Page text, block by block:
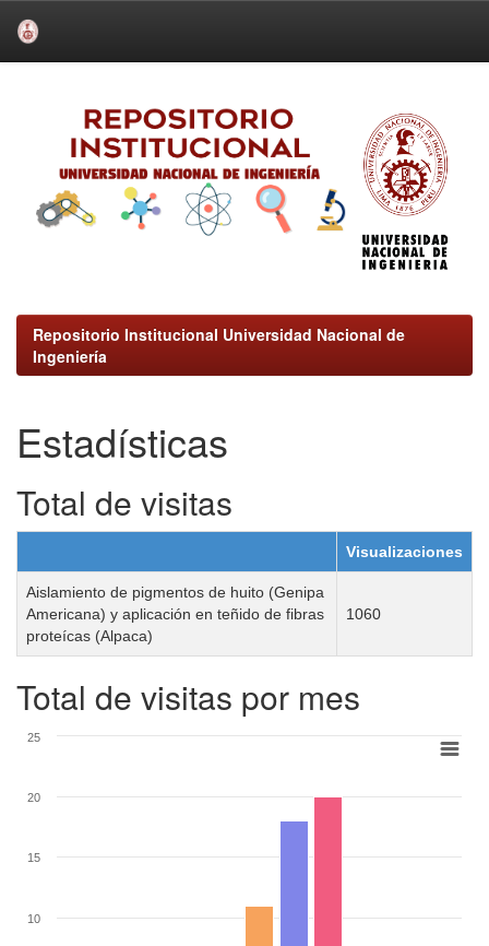
Repositorio Institucional Universidad Nacional de
Ingeniería
Estadísticas
Total de visitas
Visualizaciones
Aislamiento de pigmentos de huito (Genipa
Americana) y aplicación en teñido de fibras
proteícas (Alpaca)
1060
Total de visitas por mes
10
15
20
25